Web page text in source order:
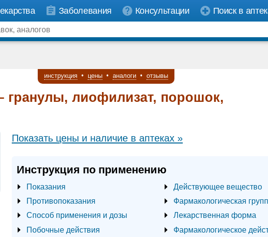
Заболевания Консультации Поиск в
инструкция • цены • аналоги • отзывы
гранулы, лиофилизат, порошок,
Показать цены и наличие в аптеках »
Инструкция по применению
Показания
Противопоказания
Способ применения и дозы
Побочные действия
Действующее вещество
Фармакологическая
Лекарственная форма
Фармакологическое